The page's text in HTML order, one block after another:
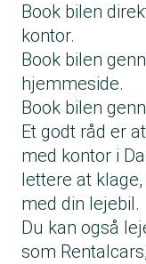
Book bilen
kontor.
Book bilen
hjemmeside.
Book bilen
Et godt råd er
med kontor i
lettere at
med din lejebil.
Du kan også
som